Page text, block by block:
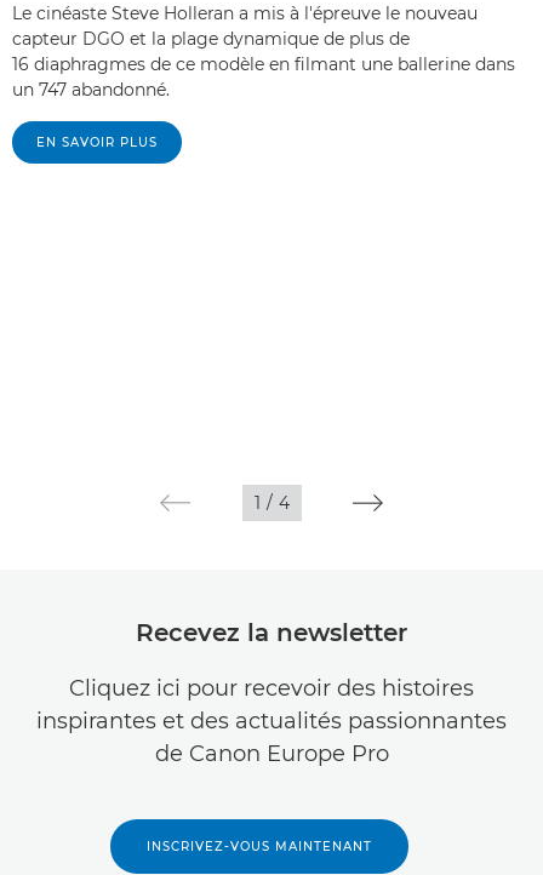
Le cinéaste Steve Holleran a mis à l'épreuve le nouveau
capteur DGO et la plage dynamique de plus de
16 diaphragmes de ce modèle en filmant une ballerine dans
un 747 abandonné.
EN SAVOIR PLUS
1 / 4
Recevez la newsletter
Cliquez ici pour recevoir des histoires
inspirantes et des actualités passionnantes
de Canon Europe Pro
INSCRIVEZ-VOUS MAINTENANT